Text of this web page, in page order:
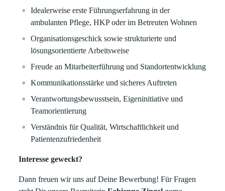
Idealerweise erste Führungserfahrung in der
ambulanten Pflege, HKP oder im Betreuten Wohnen
Organisationsgeschick sowie strukturierte und
lösungsorientierte Arbeitsweise
Freude an Mitarbeiterführung und Standortentwicklung
Kommunikationsstärke und sicheres Auftreten
Verantwortungsbewusstsein, Eigeninitiative und
Teamorientierung
Verständnis für Qualität, Wirtschaftlichkeit und
Patientenzufriedenheit
Interesse geweckt?
Dann freuen wir uns auf Deine Bewerbung! Für Fragen